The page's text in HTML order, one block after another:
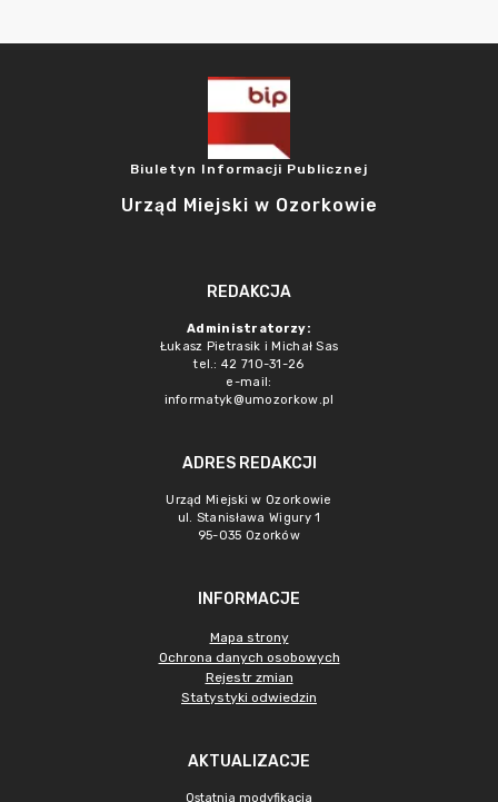
Biuletyn Informacji Publicznej
Urząd Miejski w Ozorkowie
REDAKCJA
Administratorzy:
Łukasz Pietrasik i Michał Sas
tel.: 42 710-31-26
e-mail:
informatyk@umozorkow.pl
ADRES REDAKCJI
Urząd Miejski w Ozorkowie
ul. Stanisława Wigury 1
95-035 Ozorków
INFORMACJE
Mapa strony
Ochrona danych osobowych
Rejestr zmian
Statystyki odwiedzin
AKTUALIZACJE
Ostatnia modyfikacja